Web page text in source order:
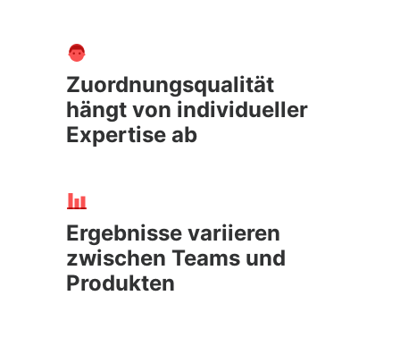
Zuordnungsqualität
hängt von individueller
Expertise ab
Ergebnisse variieren
zwischen Teams und
Produkten